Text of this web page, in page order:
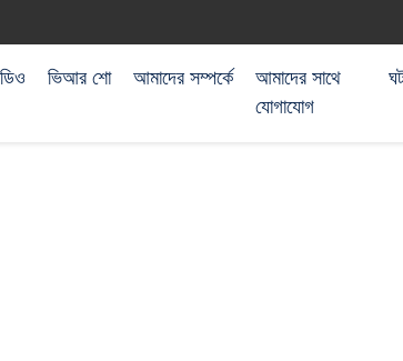
ভিআর শো আমাদের সম্পর্কে
আমাদের সাথে
যোগাযোগ